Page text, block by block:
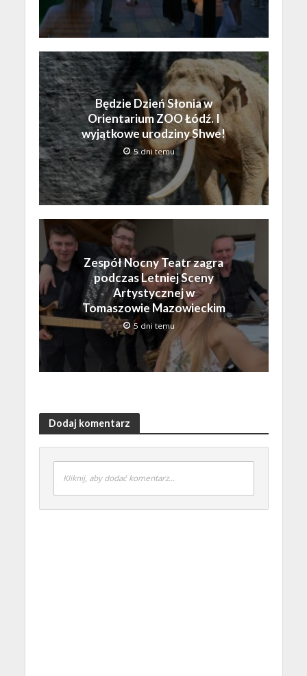
Będzie Dzień Słonia w
Orientarium ZOO Łódź. I
wyjątkowe urodziny Shwe!
5 dni temu
Zespół Nocny Teatr zagra
podczas Letniej Sceny
Artystycznej w
Tomaszowie Mazowieckim
5 dni temu
Dodaj komentarz
Kliknij, aby dodać komentarz...